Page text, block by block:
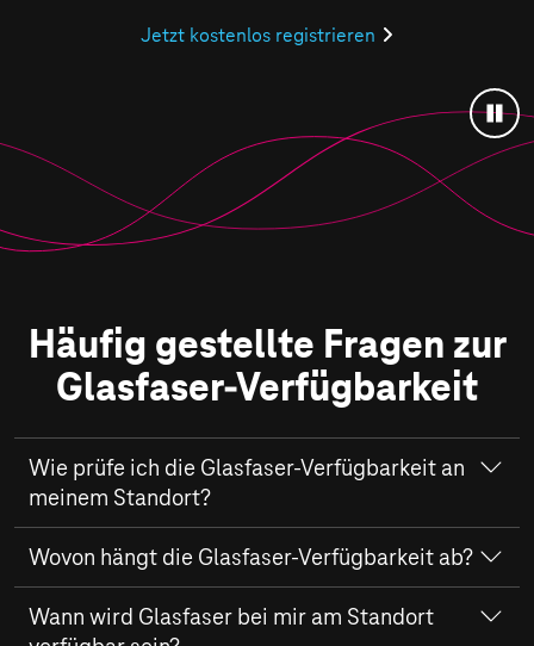
Jetzt kostenlos registrieren
Häufig gestellte Fragen zur
Glasfaser-Verfügbarkeit
Wie prüfe ich die Glasfaser-Verfügbarkeit an
meinem Standort?
Sie können jederzeit selbst prüfen, ob Glasfaser an Ihrer
Adresse bereits verfügbar ist. Gehen Sie dazu wie folgt
vor:
Wovon hängt die Glasfaser-Verfügbarkeit ab?
Ob ein Glasfaser-Anschluss für Ihr Zuhause verfügbar
Wann wird Glasfaser bei mir am Standort